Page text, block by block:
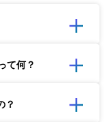
て何？
？